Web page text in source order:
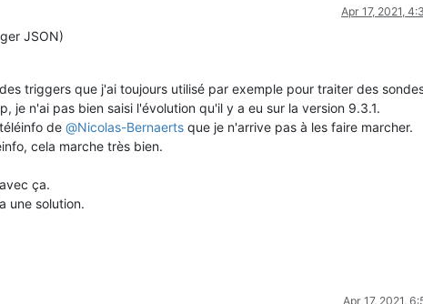
Apr 17, 2021,
JSON)
triggers que j'ai toujours utilisé par exemple pour traiter des
je n'ai pas bien saisi l'évolution qu'il y a eu sur la version 9.3.1.
de @Nicolas-Bernaerts que je n'arrive pas à les faire marcher.
cela marche très bien.
ça.
une solution.
Apr 17, 2021,